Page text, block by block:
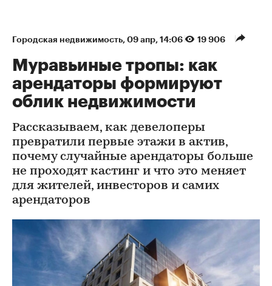
Городская недвижимость 09 апр, 14:06 19 906
Муравьиные тропы: как
арендаторы формируют
облик недвижимости
Рассказываем, как девелоперы
превратили первые этажи в актив,
почему случайные арендаторы больше
не проходят кастинг и что это меняет
для жителей, инвесторов и самих
арендаторов